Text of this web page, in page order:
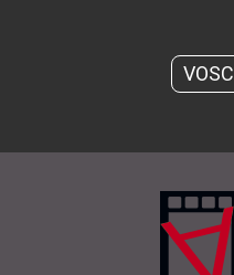
VOSC